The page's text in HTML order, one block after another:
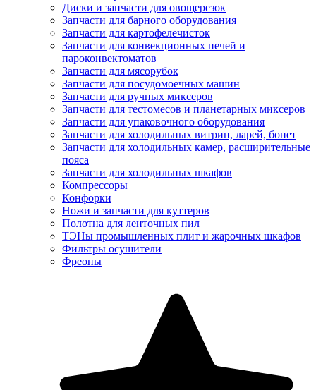
Диски и запчасти для овощерезок
Запчасти для барного оборудования
Запчасти для картофелечисток
Запчасти для конвекционных печей и
пароконвектоматов
Запчасти для мясорубок
Запчасти для посудомоечных машин
Запчасти для ручных миксеров
Запчасти для тестомесов и планетарных миксеров
Запчасти для упаковочного оборудования
Запчасти для холодильных витрин, ларей, бонет
Запчасти для холодильных камер, расширительные
пояса
Запчасти для холодильных шкафов
Компрессоры
Конфорки
Ножи и запчасти для куттеров
Полотна для ленточных пил
ТЭНы промышленных плит и жарочных шкафов
Фильтры осушители
Фреоны